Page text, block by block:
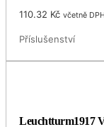
110.32 Kč včetně DPH
Příslušenství
Leuchtturm1917